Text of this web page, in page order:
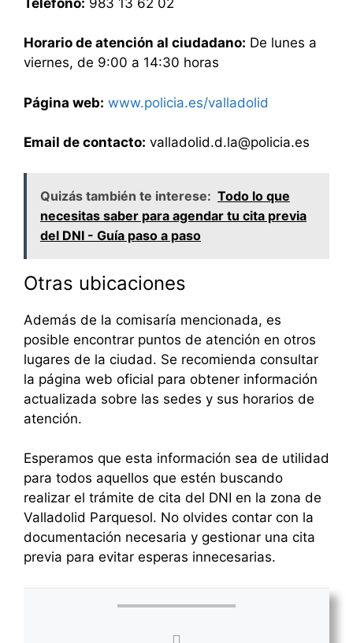
Horario de atención al ciudadano: De lunes a
viernes, de 9:00 a 14:30 horas
Página web: www.policia.es/valladolid
Email de contacto: valladolid.d.la@policia.es
Quizás también te interese: Todo lo que
necesitas saber para agendar tu cita previa
del DNI - Guía paso a paso
Otras ubicaciones
Además de la comisaría mencionada, es
posible encontrar puntos de atención en otros
lugares de la ciudad. Se recomienda consultar
la página web oficial para obtener información
actualizada sobre las sedes y sus horarios de
atención.
Esperamos que esta información sea de utilidad
para todos aquellos que estén buscando
realizar el trámite de cita del DNI en la zona de
Valladolid Parquesol. No olvides contar con la
documentación necesaria y gestionar una cita
previa para evitar esperas innecesarias.